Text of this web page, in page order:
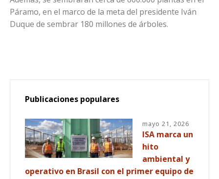
Páramo, en el marco de la meta del presidente Iván
Duque de sembrar 180 millones de árboles.
Publicaciones populares
mayo 21, 2026
ISA marca un
hito
ambiental y
operativo en Brasil con el primer equipo de